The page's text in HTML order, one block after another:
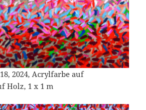
2024, Acrylfarbe auf
Holz, 1 x 1 m